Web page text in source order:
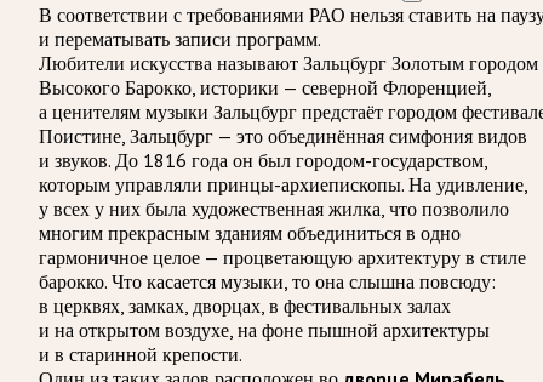
В соответствии с требованиями РАО нельзя ставить на
и перематывать записи программ.
Любители искусства называют Зальцбург Золотым городом
Высокого Барокко, историки — северной Флоренцией,
а ценителям музыки Зальцбург предстаёт городом
Поистине, Зальцбург — это объединённая симфония видов
и звуков. До 1816 года он был городом-государством,
которым управляли принцы-архиепископы. На удивление,
у всех у них была художественная жилка, что позволило
многим прекрасным зданиям объединиться в одно
гармоничное целое — процветающую архитектуру в стиле
барокко. Что касается музыки, то она слышна повсюду:
в церквях, замках, дворцах, в фестивальных залах
и на открытом воздухе, на фоне пышной архитектуры
и в старинной крепости.